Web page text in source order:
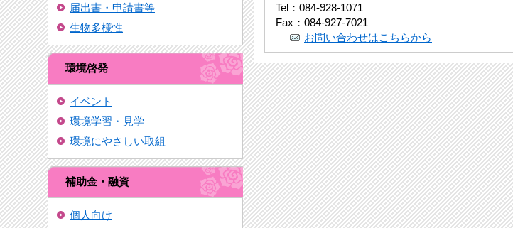
届出書・申請書等
生物多様性
環境啓発
イベント
環境学習・見学
環境にやさしい取組
補助金・融資
個人向け
Tel：084-928-1071
Fax：084-927-7021
お問い合わせはこちらから